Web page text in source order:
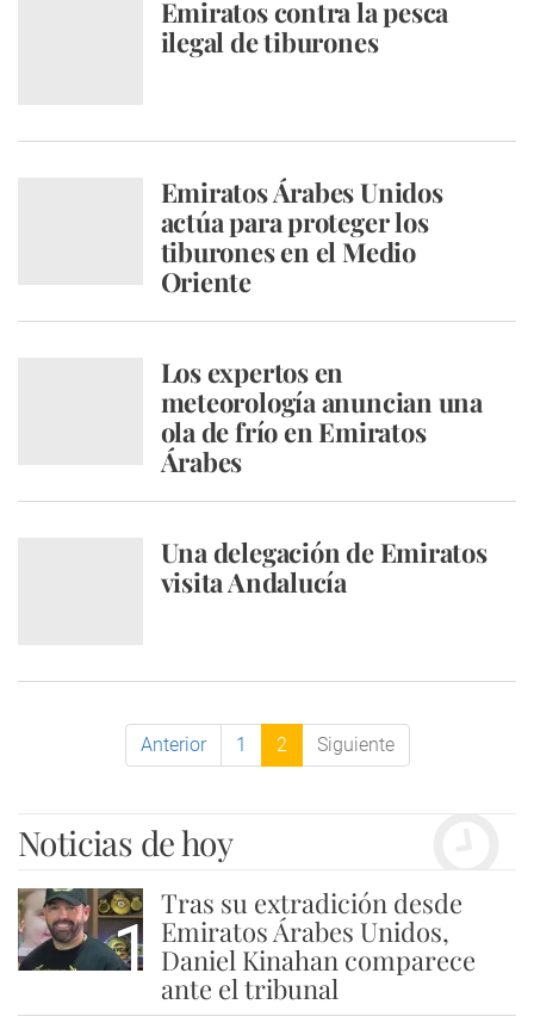
Emiratos contra la pesca
ilegal de tiburones
Emiratos Árabes Unidos
actúa para proteger los
tiburones en el Medio
Oriente
Los expertos en
meteorología anuncian una
ola de frío en Emiratos
Árabes
Una delegación de Emiratos
visita Andalucía
Anterior 1 2 Siguiente
Noticias de hoy
1
Tras su extradición desde
Emiratos Árabes Unidos,
Daniel Kinahan comparece
ante el tribunal